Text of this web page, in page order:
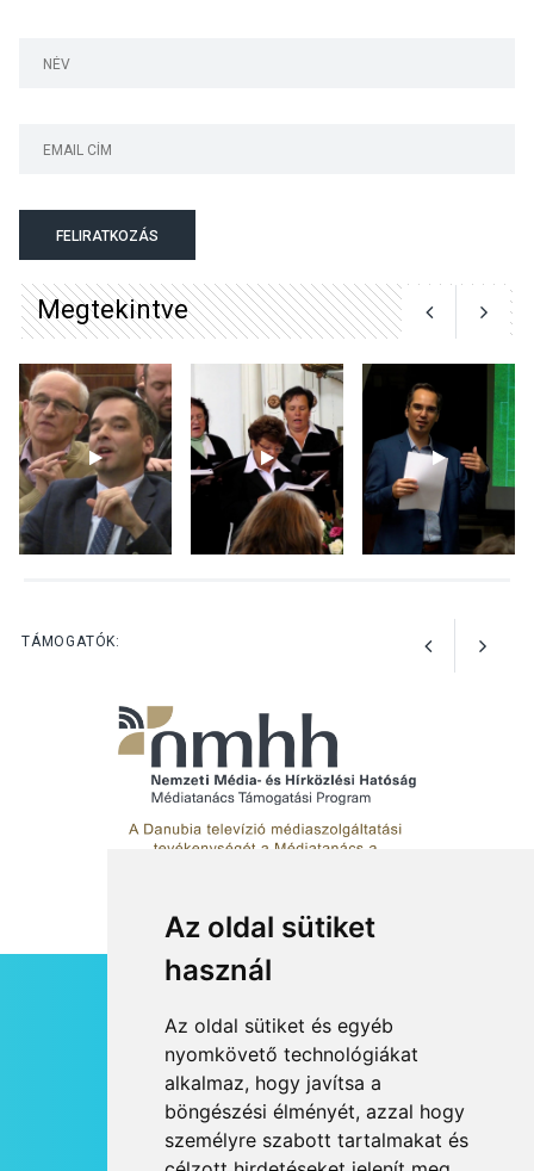
Az oldal sütiket
használ
Az oldal sütiket és egyéb
nyomkövető technológiákat
alkalmaz, hogy javítsa a
böngészési élményét, azzal hogy
személyre szabott tartalmakat és
gyümölcsök
Bogdányban programokkal
teli búcsúhétvége lesz
KÖZÉLET 2026 AUG 04
FELIRATKOZÁS
Megtekintve
TÁMOGATÓK:
RSS
JOGI NYILATKOZAT
KAPCSOLAT
OLDALTÉRKÉP